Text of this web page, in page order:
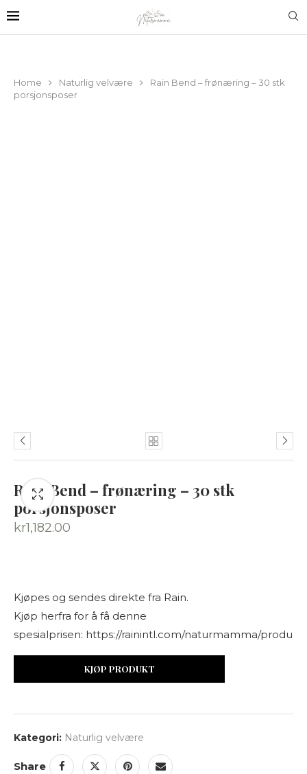
Home Naturlig velvære
Rain Bend – frønæring – 30 stk
porsjonsposer
Rain Bend – frønæring – 30 stk
porsjonsposer
kr1,182.00
Kjøpes og sendes direkte fra Rain.
Kjøp herfra for å få denne
spesialprisen: https://rainintl.com/naturmamma/product/
KJØP PRODUKT
Kategori: Naturlig velvære
Share